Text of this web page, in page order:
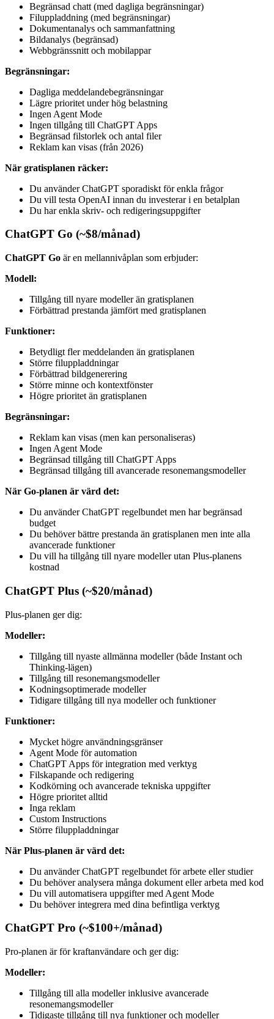
Begränsad chatt (med dagliga begränsningar)
Filuppladdning (med begränsningar)
Dokumentanalys och sammanfattning
Bildanalys (begränsad)
Webbgränssnitt och mobilappar
Begränsningar:
Dagliga meddelandebegränsningar
Lägre prioritet under hög belastning
Ingen Agent Mode
Ingen tillgång till ChatGPT Apps
Begränsad filstorlek och antal filer
Reklam kan visas (från 2026)
När gratisplanen räcker:
Du använder ChatGPT sporadiskt för enkla frågor
Du vill testa OpenAI innan du investerar i en betalplan
Du har enkla skriv- och redigeringsuppgifter
ChatGPT Go (~$8/månad)
ChatGPT Go är en mellannivåplan som erbjuder:
Modell:
Tillgång till nyare modeller än gratisplanen
Förbättrad prestanda jämfört med gratisplanen
Funktioner:
Betydligt fler meddelanden än gratisplanen
Större filuppladdningar
Förbättrad bildgenerering
Större minne och kontextfönster
Högre prioritet än gratisplanen
Begränsningar:
Reklam kan visas (men kan personaliseras)
Ingen Agent Mode
Begränsad tillgång till ChatGPT Apps
Begränsad tillgång till avancerade resonemangsmodeller
När Go-planen är värd det:
Du använder ChatGPT regelbundet men har begränsad
budget
Du behöver bättre prestanda än gratisplanen men inte alla
avancerade funktioner
Du vill ha tillgång till nyare modeller utan Plus-planens
kostnad
ChatGPT Plus (~$20/månad)
Plus-planen ger dig:
Modeller:
Tillgång till nyaste allmänna modeller (både Instant och
Thinking-lägen)
Tillgång till resonemangsmodeller
Kodningsoptimerade modeller
Tidigare tillgång till nya modeller och funktioner
Funktioner:
Mycket högre användningsgränser
Agent Mode för automation
ChatGPT Apps för integration med verktyg
Filskapande och redigering
Kodkörning och avancerade tekniska uppgifter
Högre prioritet alltid
Inga reklam
Custom Instructions
Större filuppladdningar
När Plus-planen är värd det:
Du använder ChatGPT regelbundet för arbete eller studier
Du behöver analysera många dokument eller arbeta med kod
Du vill automatisera uppgifter med Agent Mode
Du behöver integrera med dina befintliga verktyg
ChatGPT Pro (~$100+/månad)
Pro-planen är för kraftanvändare och ger dig:
Modeller:
Tillgång till alla modeller inklusive avancerade
resonemangsmodeller
Tidigaste tillgång till nya funktioner och modeller